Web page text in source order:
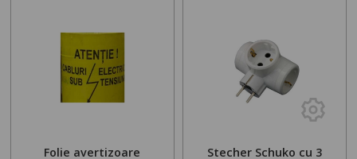
Folie avertizoare
Stecher Schuko cu 3